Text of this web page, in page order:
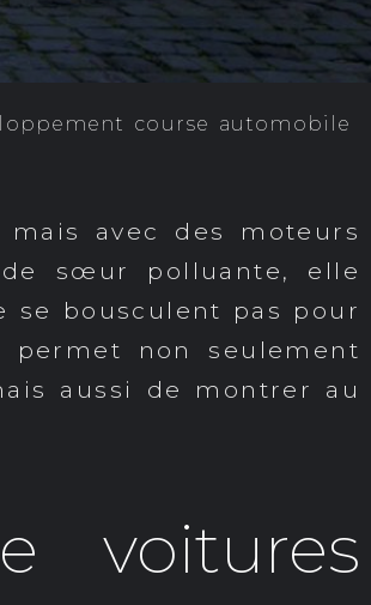
automobile
course
avec des moteurs
sœur polluante, elle
se bousculent pas pour
permet non seulement
aussi de montrer au
voitures